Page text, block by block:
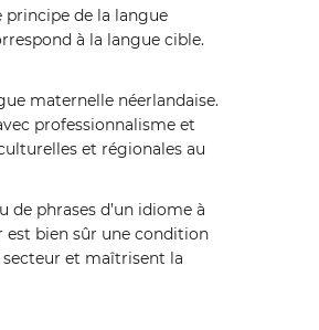
principe de la langue
à la langue cible.
maternelle néerlandaise.
professionnalisme et
et régionales au
phrases d’un idiome à
est bien sûr une condition
secteur et maîtrisent la